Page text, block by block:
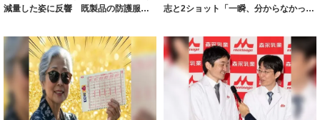
減量した姿に反響 既製品の防護服が
志と2ショット「一瞬、分からなかった